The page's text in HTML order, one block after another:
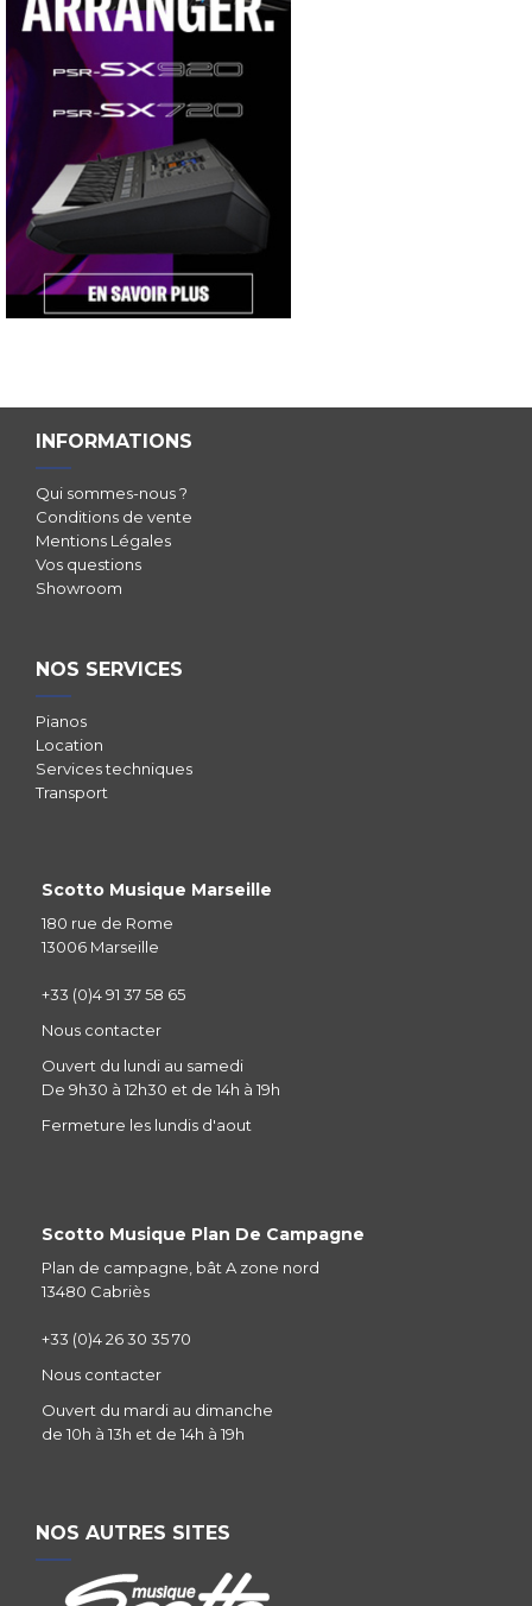
INFORMATIONS
Qui sommes-nous ?
Conditions de vente
Mentions Légales
Vos questions
Showroom
NOS SERVICES
Pianos
Location
Services techniques
Transport
Scotto Musique Marseille
180 rue de Rome
13006 Marseille
+33 (0)4 91 37 58 65
Nous contacter
Ouvert du lundi au samedi
De 9h30 à 12h30 et de 14h à 19h
Fermeture les lundis d'aout
Scotto Musique Plan De Campagne
Plan de campagne, bât A zone nord
13480 Cabriès
+33 (0)4 26 30 35 70
Nous contacter
Ouvert du mardi au dimanche
de 10h à 13h et de 14h à 19h
NOS AUTRES SITES